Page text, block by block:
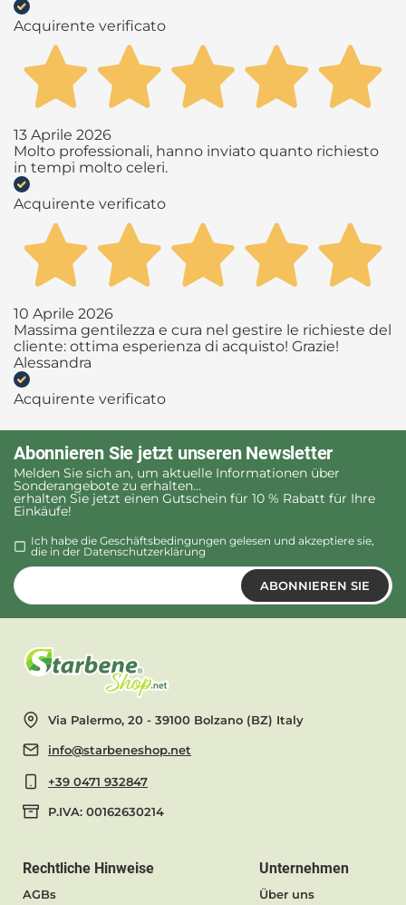
Acquirente verificato
13 Aprile 2026
Molto professionali, hanno inviato quanto richiesto
in tempi molto celeri.
Acquirente verificato
10 Aprile 2026
Massima gentilezza e cura nel gestire le richieste del
cliente: ottima esperienza di acquisto! Grazie!
Alessandra
Acquirente verificato
Abonnieren Sie jetzt unseren Newsletter
Melden Sie sich an, um aktuelle Informationen über
Sonderangebote zu erhalten...
erhalten Sie jetzt einen Gutschein für 10 % Rabatt für Ihre
Einkäufe!
Ich habe die Geschäftsbedingungen gelesen und akzeptiere sie,
die in der Datenschutzerklärung
ABONNIEREN SIE
Via Palermo, 20 - 39100 Bolzano (BZ) Italy
info@starbeneshop.net
+39 0471 932847
P.IVA: 00162630214
Rechtliche Hinweise
AGBs
Unternehmen
Über uns